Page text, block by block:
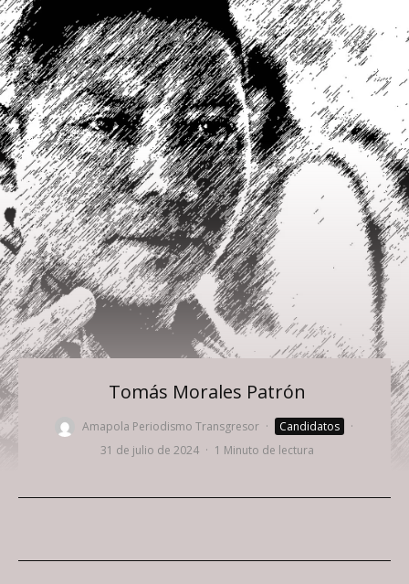
Tomás Morales Patrón
Amapola Periodismo Transgresor · Candidatos
·
31 de julio de 2024 · 1 Minuto de lectura